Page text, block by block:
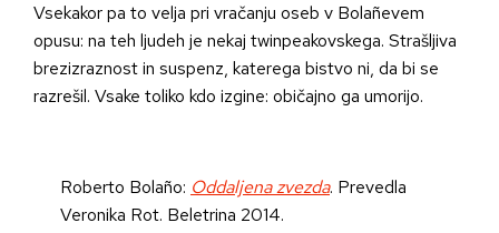
Vsekakor pa to velja pri vračanju oseb v Bolañevem
opusu: na teh ljudeh je nekaj twinpeakovskega. Strašljiva
brezizraznost in suspenz, katerega bistvo ni, da bi se
razrešil. Vsake toliko kdo izgine: običajno ga umorijo.
Roberto Bolaño: Oddaljena zvezda. Prevedla
Veronika Rot. Beletrina 2014.